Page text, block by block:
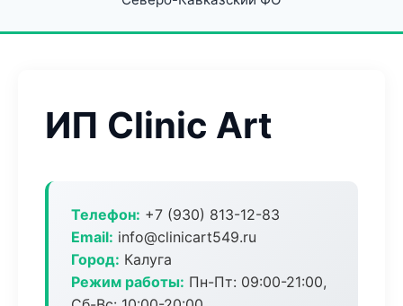
ИП Clinic Art
Телефон: +7 (930) 813-12-83
Email: info@clinicart549.ru
Город: Калуга
Режим работы: Пн-Пт: 09:00-21:00,